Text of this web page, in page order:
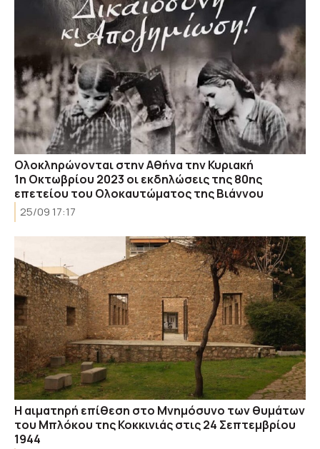
Ολοκληρώνονται στην Αθήνα την Κυριακή
1η Οκτωβρίου 2023 οι εκδηλώσεις της 80ης
επετείου του Ολοκαυτώματος της Βιάννου
25/09 17:17
Η αιματηρή επίθεση στο Μνημόσυνο των θυμάτων
του Μπλόκου της Κοκκινιάς στις 24 Σεπτεμβρίου
1944